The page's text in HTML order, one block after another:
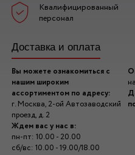
Квалифицированный
персонал
Доставка и оплата
Вы можете ознакомиться с
нашим широким
ассортиментом по адресу:
г. Москва, 2-ой Автозаводский
проезд, д. 2
Ждем вас у нас в:
пн-пт: 10.00 - 20.00
сб/вс: 10.00 - 19.00/18.00